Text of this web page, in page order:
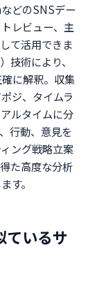
どのSNSデー
レビュー、主
て活用できま
技術により、
に解釈。収集
ジ、タイムラ
ルタイムに分
行動、意見を
ング戦略立案
た高度な分析
す。
ているサ